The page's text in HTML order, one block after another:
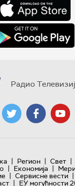
Радио
| Регион | Свет |
| Економија |
| Сервисне вести |
| ЕУ могућности